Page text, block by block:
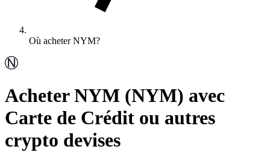
Où acheter NYM?
Acheter NYM (NYM) avec
Carte de Crédit ou autres
crypto devises